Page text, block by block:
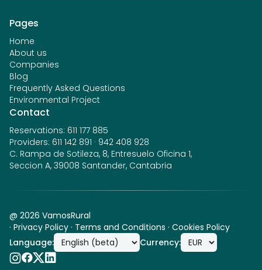
Pages
Home
About us
Companies
Blog
Frequently Asked Questions
Environmental Project
Contact
Reservations: 611 177 885
Providers: 611 142 891 · 942 408 928
C. Rampa de Sotileza, 8, Entresuelo Oficina 1,
Seccion A, 39008 Santander, Cantabria
@ 2026 VamosRural
· Privacy Policy · Terms and Conditions · Cookies Policy
Language: Currency: